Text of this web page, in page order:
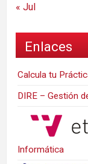
« Jul
Enlaces
Calcula tu
DIRE – Gestión
Informática